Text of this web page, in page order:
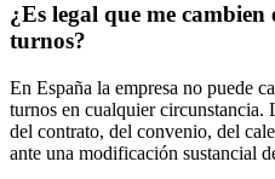
¿Es legal que me
turnos?
En España la empresa no puede
turnos en cualquier circunstancia.
del contrato, del convenio, del
ante una modificación sustancial